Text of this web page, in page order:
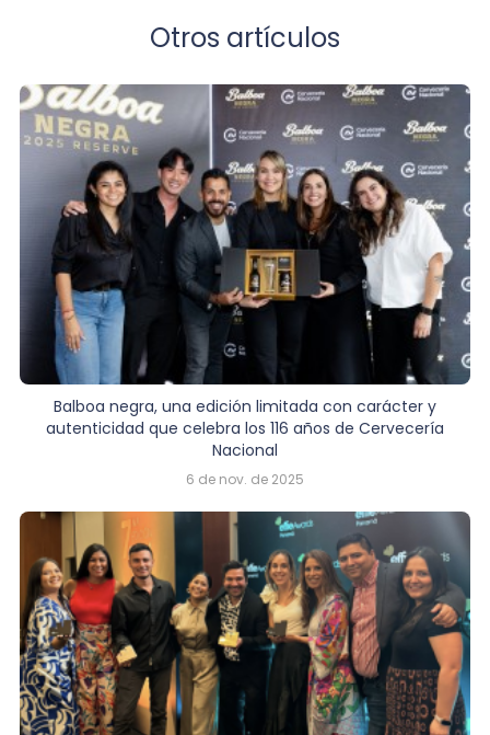
Otros artículos
Balboa negra, una edición limitada con carácter y
autenticidad que celebra los 116 años de Cervecería
Nacional
6 de nov. de 2025